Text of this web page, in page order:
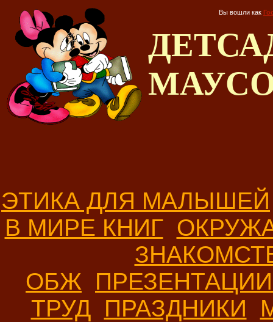
Вы вошли как
ЭТИКА ДЛЯ МАЛЫШЕЙ
В МИРЕ КНИГ
ОБЖ
ТРУД ПРАЗДНИКИ